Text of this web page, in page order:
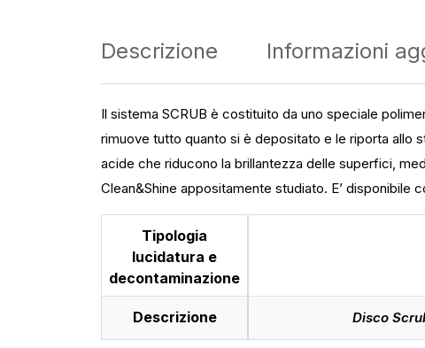
Descrizione Informazioni
Il sistema SCRUB è costituito da uno speciale
rimuove tutto quanto si è depositato e le riporta allo
acide che riducono la brillantezza delle superfici,
Clean&Shine appositamente studiato. E’ disponibile
Tipologia
lucidatura e
decontaminazione
Descrizione Disco